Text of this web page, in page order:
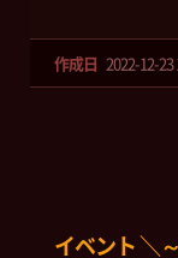
作成日 2022-12-23
イベント ＼